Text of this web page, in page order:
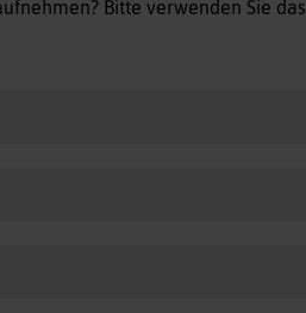
Bitte verwenden Sie das